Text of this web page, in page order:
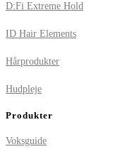
D:Fi Extreme Hold
ID Hair Elements
Hårprodukter
Hudpleje
Produkter
Voksguide